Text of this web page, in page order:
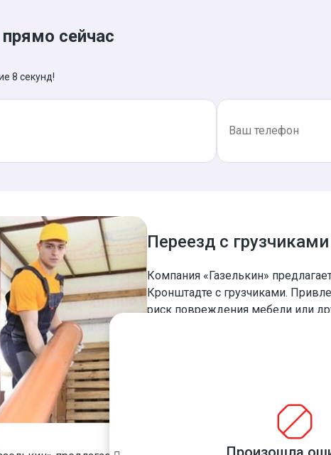
сейчас
8 секунд!
Переезд с
Компания «Газелькин»
Кронштадте с грузчиками.
риск повреждения мебели или
квартиры (машины). Кроме
сборку-разборку мебели, вне